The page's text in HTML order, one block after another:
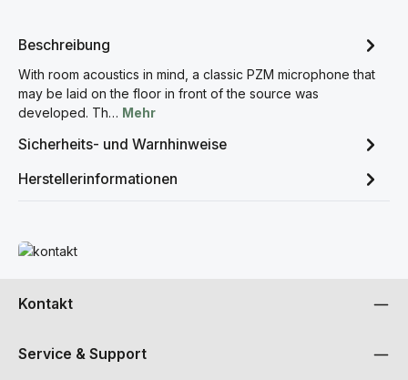
Beschreibung
With room acoustics in mind, a classic PZM microphone that
may be laid on the floor in front of the source was
developed. Th… Mehr
Sicherheits- und Warnhinweise
Herstellerinformationen
Mehr erfahren
Kontakt
Service & Support